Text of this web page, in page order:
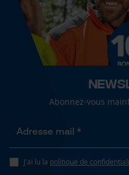
Abonnez-vous
J'ai lu la politique de
Econda
Cookies
Fact-